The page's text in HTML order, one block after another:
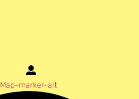
Map-marker-alt